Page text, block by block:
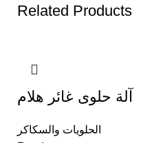
Related Products
آلة حلوى غائر هلام
الحلويات والسكاكر